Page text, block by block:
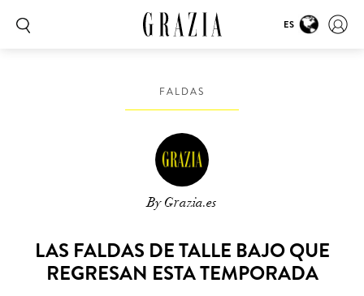
ES
FALDAS
By Grazia.es
LAS FALDAS DE TALLE BAJO QUE
REGRESAN ESTA TEMPORADA